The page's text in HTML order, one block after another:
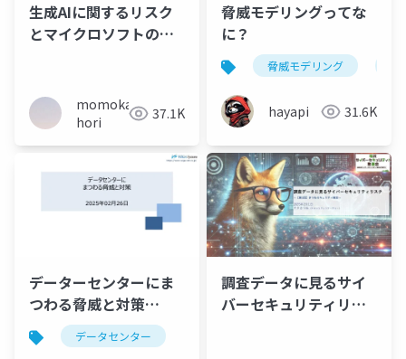
生成AIに関するリスク
とマイクロソフトの取
momoka
hori
37.1K
脅威モデリングってな
に？
脅威モデリング
hayapi 31.6K
データーセンターにま
つわる脅威と対策
2025/02/25 技術勉強会
資料
データセンター
調査データに見るサイ
バーセキュリティリス